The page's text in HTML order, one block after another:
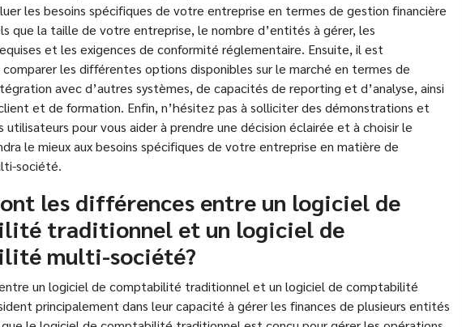
les besoins spécifiques de votre entreprise en termes de gestion financière
que la taille de votre entreprise, le nombre d’entités à gérer, les
et les exigences de conformité réglementaire. Ensuite, il est
les différentes options disponibles sur le marché en termes de
avec d’autres systèmes, de capacités de reporting et d’analyse, ainsi
et de formation. Enfin, n’hésitez pas à solliciter des démonstrations et
utilisateurs pour vous aider à prendre une décision éclairée et à choisir le
le mieux aux besoins spécifiques de votre entreprise en matière de
société.
les différences entre un logiciel de
traditionnel et un logiciel de
multi-société?
un logiciel de comptabilité traditionnel et un logiciel de comptabilité
principalement dans leur capacité à gérer les finances de plusieurs entités